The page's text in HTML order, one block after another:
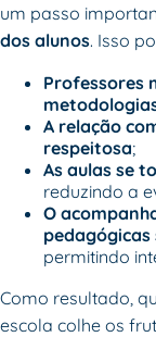
um passo
dos alunos. Isso
Professores
A relação
respeitosa;
As aulas se
reduzindo a
O
permitindo
Como resultado,
escola colhe os